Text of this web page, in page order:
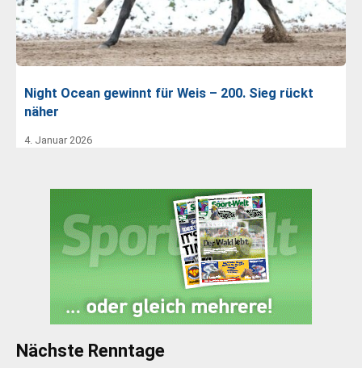
Night Ocean gewinnt für Weis – 200. Sieg rückt
näher
4. Januar 2026
Nächste Renntage